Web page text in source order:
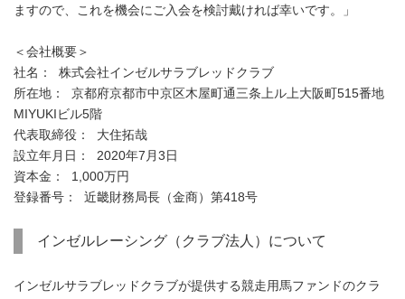
ますので、これを機会にご入会を検討戴ければ幸いです。」
＜会社概要＞
社名： 株式会社インゼルサラブレッドクラブ
所在地： 京都府京都市中京区木屋町通三条上ル上大阪町515番地
MIYUKIビル5階
代表取締役： 大住拓哉
設立年月日： 2020年7月3日
資本金： 1,000万円
登録番号： 近畿財務局長（金商）第418号
インゼルレーシング（クラブ法人）について
インゼルサラブレッドクラブが提供する競走用馬ファンドのクラ